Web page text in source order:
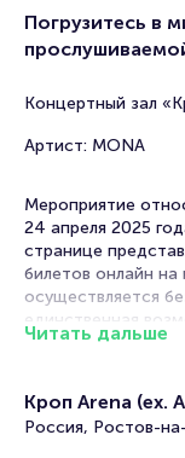
Погрузитесь в
Концертный зал
Артист: MONA
Мероприятие
24 апреля 2025
странице
билетов онлайн
осуществляется
единственная
Portalbilet –
продажи билетов
Читать дальше
Кроп Arena (ex.
Россия, Ростов-